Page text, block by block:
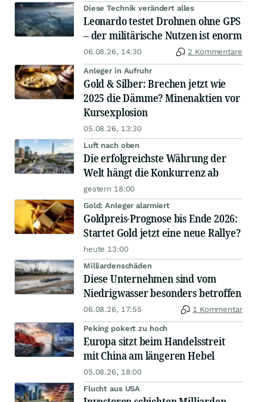
Diese Technik verändert alles
Leonardo testet Drohnen ohne GPS
– der militärische Nutzen ist enorm
06.08.26, 14:30 2 Kommentare
Anleger in Aufruhr
Gold & Silber: Brechen jetzt wie
2025 die Dämme? Minenaktien vor
Kursexplosion
05.08.26, 13:30
Luft nach oben
Die erfolgreichste Währung der
Welt hängt die Konkurrenz ab
gestern 18:00
Gold: Anleger alarmiert
Goldpreis-Prognose bis Ende 2026:
Startet Gold jetzt eine neue Rallye?
heute 13:00
Milliardenschäden
Diese Unternehmen sind vom
Niedrigwasser besonders betroffen
06.08.26, 17:55 1 Kommentar
Peking pokert zu hoch
Europa sitzt beim Handelsstreit
mit China am längeren Hebel
05.08.26, 18:00
Flucht aus USA